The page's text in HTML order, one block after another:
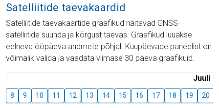
Satelliitide taevakaardid
Satelliitide taevakaartide graafikud näitavad GNSS-
satelliitide suunda ja kõrgust taevas. Graafikud luuakse
eelneva ööpäeva andmete põhjal. Kuupäevade paneelist on
võimalik valida ja vaadata viimase 30 päeva graafikuid.
Juuli
8 9 10 11 12 13 14 15 16 17 18 19 20